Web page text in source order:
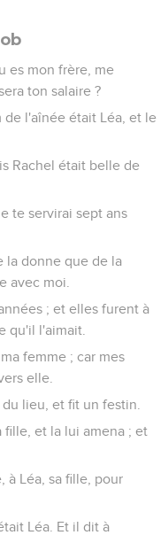
es mon frère, me
ton salaire ?
de l'aînée était Léa, et le
Rachel était belle de
te servirai sept ans
la donne que de la
avec moi.
; et elles furent à
qu'il l'aimait.
femme ; car mes
elle.
lieu, et fit un festin.
fille, et la lui amena ; et
à Léa, sa fille, pour
Léa. Et il dit à